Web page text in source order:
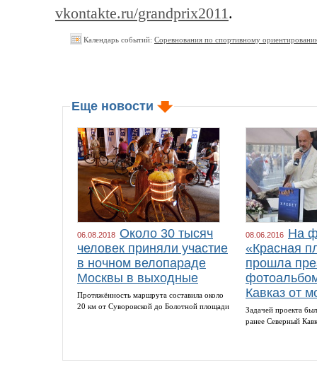
vkontakte.ru/grandprix2011.
Календарь событий: Соревнования по спортивному
Еще новости
06.08.2018 Около 30 тысяч
человек приняли участие
в ночном велопараде
Москвы в выходные
Протяжённость маршрута составила около
20 км от Суворовской до Болотной площади
08.06.2016 На
«Красная
прошла
Кавказ от
Задачей проекта
ранее Северный